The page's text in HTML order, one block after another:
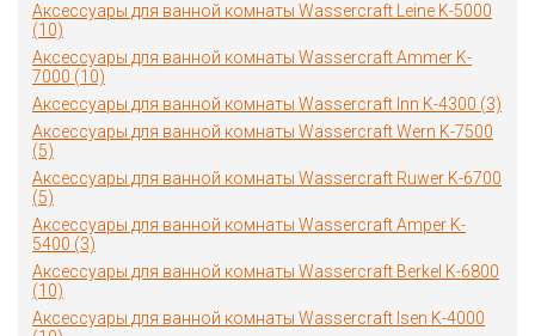
Аксессуары для ванной комнаты Wassercraft Leine K-5000
(10)
Аксессуары для ванной комнаты Wassercraft Ammer K-
7000 (10)
Аксессуары для ванной комнаты Wassercraft Inn K-4300 (3)
Аксессуары для ванной комнаты Wassercraft Wern K-7500
(5)
Аксессуары для ванной комнаты Wassercraft Ruwer K-6700
(5)
Аксессуары для ванной комнаты Wassercraft Amper K-
5400 (3)
Аксессуары для ванной комнаты Wassercraft Berkel K-6800
(10)
Аксессуары для ванной комнаты Wassercraft Isen K-4000